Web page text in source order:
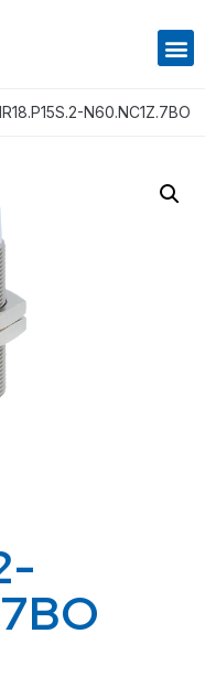
N60.NC1Z.7BO